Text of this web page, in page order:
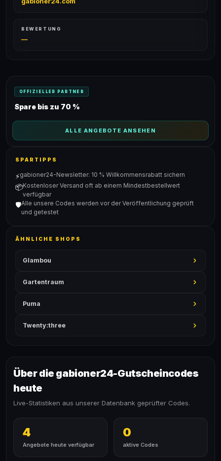
BEWERTUNG
—
OFFIZIELLER PARTNER
Spare bis zu 70 %
ALLE ANGEBOTE ANSEHEN
SPARTIPPS
⚡gabioner24-Newsletter: 10 % Willkommensrabatt sichern
📦Kostenloser Versand oft ab einem Mindestbestellwert
verfügbar
🛡️Alle unsere Codes werden vor der Veröffentlichung geprüft
und getestet
ÄHNLICHE SHOPS
Glambou
Gartentraum
Puma
Twenty:three
Über die gabioner24-Gutscheincodes
heute
Live-Statistiken aus unserer Datenbank geprüfter Codes.
4
Angebote heute verfügbar
0
aktive Codes